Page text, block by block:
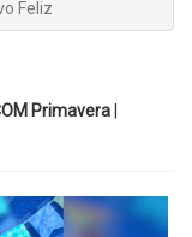
Feliz
Primavera